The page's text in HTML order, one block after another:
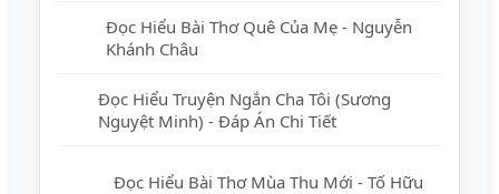
Đọc Hiểu Bài Thơ Quê Của Mẹ - Nguyễn
Khánh Châu
Đọc Hiểu Truyện Ngắn Cha Tôi (Sương
Nguyệt Minh) - Đáp Án Chi Tiết
Đọc Hiểu Bài Thơ Mùa Thu Mới - Tố Hữu